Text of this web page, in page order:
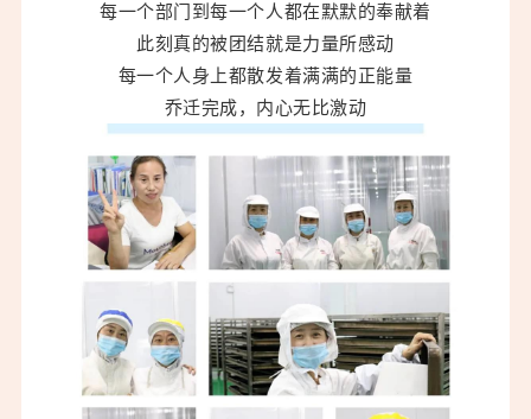
每一个部门到每一个人都在默默的奉献着
此刻真的被团结就是力量所感动
每一个人身上都散发着满满的正能量
乔迁完成，内心无比激动